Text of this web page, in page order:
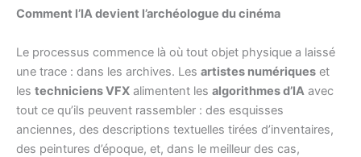
Comment l’IA devient l’archéologue du cinéma
Le processus commence là où tout objet physique a laissé
une trace : dans les archives. Les artistes numériques et
les techniciens VFX alimentent les algorithmes d’IA avec
tout ce qu’ils peuvent rassembler : des esquisses
anciennes, des descriptions textuelles tirées d’inventaires,
des peintures d’époque, et, dans le meilleur des cas,